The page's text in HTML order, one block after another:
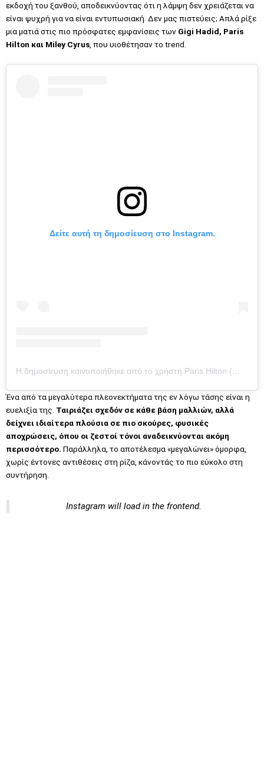
εκδοχή του ξανθού, αποδεικνύοντας ότι η λάμψη δεν χρειάζεται να
είναι ψυχρή για να είναι εντυπωσιακή. Δεν μας πιστεύεις; Απλά ρίξε
μια ματιά στις πιο πρόσφατες εμφανίσεις των Gigi Hadid, Paris
Hilton και Miley Cyrus , που υιοθέτησαν το trend.
Δείτε αυτή τη δημοσίευση στο Instagram.
Η δημοσίευση κοινοποιήθηκε από το χρήστη Paris Hilton (@parishilton)
Ένα από τα μεγαλύτερα πλεονεκτήματα της εν λόγω τάσης είναι η
ευελιξία της. Ταιριάζει σχεδόν σε κάθε βάση μαλλιών, αλλά
δείχνει ιδιαίτερα πλούσια σε πιο σκούρες, φυσικές
αποχρώσεις, όπου οι ζεστοί τόνοι αναδεικνύονται ακόμη
περισσότερο. Παράλληλα, το αποτέλεσμα «μεγαλώνει» όμορφα,
χωρίς έντονες αντιθέσεις στη ρίζα, κάνοντάς το πιο εύκολο στη
συντήρηση.
Instagram will load in the frontend.